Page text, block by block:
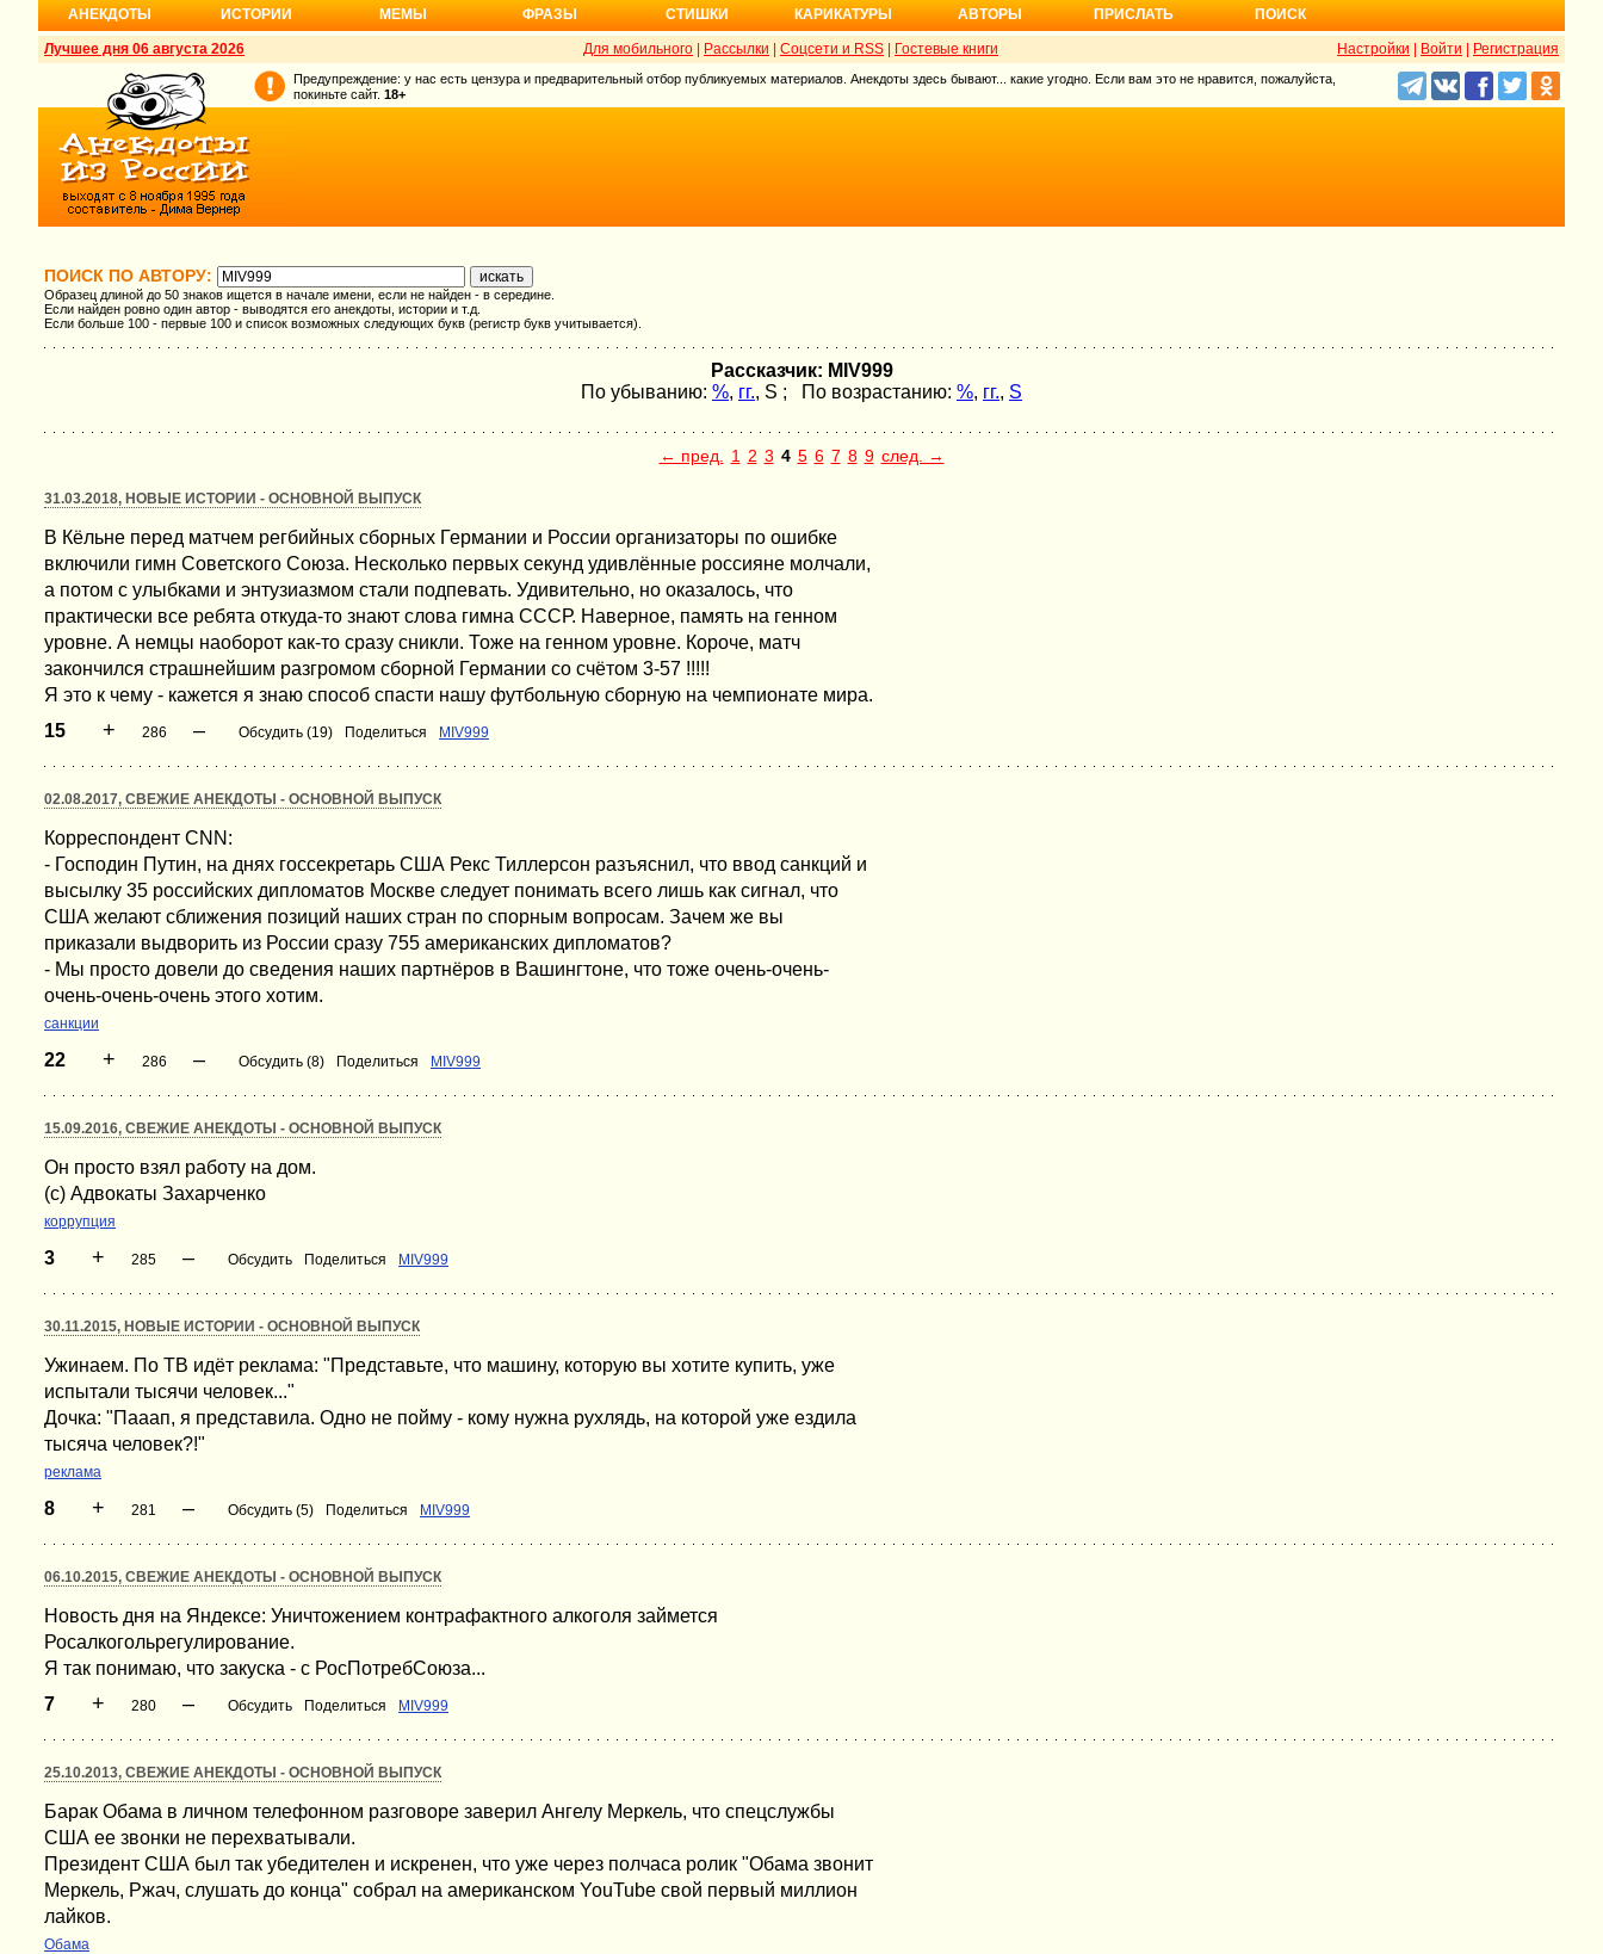
АНЕКДОТЫ ИСТОРИИ МЕМЫ ФРАЗЫ СТИШКИ КАРИКАТУРЫ АВТОРЫ ПРИСЛАТЬ ПОИСК
Лучшее дня 06 августа 2026 Настройки Войти Регистрация
Для мобильного Рассылки Соцсети и RSS Гостевые книги
Предупреждение: у нас есть цензура и предварительный отбор публикуемых материалов. Анекдоты здесь бывают... какие угодно. Если вам это не нравится, пожалуйста,
покиньте сайт. 18+
ПОИСК ПО АВТОРУ:
Образец длиной до 50 знаков ищется в начале имени, если не найден - в середине.
Если найден ровно один автор - выводятся его анекдоты, истории и т.д.
Если больше 100 - первые 100 и список возможных следующих букв (регистр букв учитывается).
Рассказчик: MIV999
По убыванию: %, гг., S ; По возрастанию: %, гг., S
← пред. 1 2 3 4 5 6 7 8 9 след. →
31.03.2018, НОВЫЕ ИСТОРИИ - ОСНОВНОЙ ВЫПУСК
В Кёльне перед матчем регбийных сборных Германии и России организаторы по ошибке
включили гимн Советского Союза. Несколько первых секунд удивлённые россияне молчали,
а потом с улыбками и энтузиазмом стали подпевать. Удивительно, но оказалось, что
практически все ребята откуда-то знают слова гимна СССР. Наверное, память на генном
уровне. А немцы наоборот как-то сразу сникли. Тоже на генном уровне. Короче, матч
закончился страшнейшим разгромом сборной Германии со счётом 3-57 !!!!!
Я это к чему - кажется я знаю способ спасти нашу футбольную сборную на чемпионате мира.
15
+ 286 – Обсудить (19) Поделиться MIV999
02.08.2017, СВЕЖИЕ АНЕКДОТЫ - ОСНОВНОЙ ВЫПУСК
Корреспондент CNN:
- Господин Путин, на днях госсекретарь США Рекс Тиллерсон разъяснил, что ввод санкций и
высылку 35 российских дипломатов Москве следует понимать всего лишь как сигнал, что
США желают сближения позиций наших стран по спорным вопросам. Зачем же вы
приказали выдворить из России сразу 755 американских дипломатов?
- Мы просто довели до сведения наших партнёров в Вашингтоне, что тоже очень-очень-
очень-очень-очень этого хотим.
санкции
22 + 286 – Обсудить (8) Поделиться MIV999
15.09.2016, СВЕЖИЕ АНЕКДОТЫ - ОСНОВНОЙ ВЫПУСК
Он просто взял работу на дом.
(с) Адвокаты Захарченко
коррупция
3 + 285 – Обсудить Поделиться MIV999
30.11.2015, НОВЫЕ ИСТОРИИ - ОСНОВНОЙ ВЫПУСК
Ужинаем. По ТВ идёт реклама: "Представьте, что машину, которую вы хотите купить, уже
испытали тысячи человек..."
Дочка: "Пааап, я представила. Одно не пойму - кому нужна рухлядь, на которой уже ездила
тысяча человек?!"
реклама
8 + 281 – Обсудить (5) Поделиться MIV999
06.10.2015, СВЕЖИЕ АНЕКДОТЫ - ОСНОВНОЙ ВЫПУСК
Новость дня на Яндексе: Уничтожением контрафактного алкоголя займется
Росалкогольрегулирование.
Я так понимаю, что закуска - с РосПотребСоюза...
7
+ 280 – Обсудить Поделиться MIV999
25.10.2013, СВЕЖИЕ АНЕКДОТЫ - ОСНОВНОЙ ВЫПУСК
Барак Обама в личном телефонном разговоре заверил Ангелу Меркель, что спецслужбы
США ее звонки не перехватывали.
Президент США был так убедителен и искренен, что уже через полчаса ролик "Обама звонит
Меркель, Ржач, слушать до конца" собрал на американском YouTube свой первый миллион
лайков.
Обама